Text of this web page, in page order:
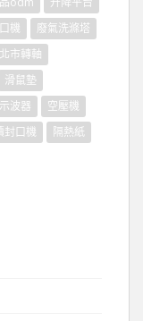
機
廢氣洗滌塔
市轉軸
滑鼠墊
示波器
空壓機
封口機
隔熱紙